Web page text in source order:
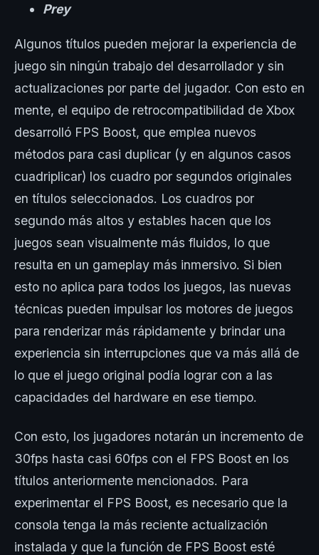
Prey
Algunos títulos pueden mejorar la experiencia de
juego sin ningún trabajo del desarrollador y sin
actualizaciones por parte del jugador. Con esto en
mente, el equipo de retrocompatibilidad de Xbox
desarrolló FPS Boost, que emplea nuevos
métodos para casi duplicar (y en algunos casos
cuadriplicar) los cuadro por segundos originales
en títulos seleccionados. Los cuadros por
segundo más altos y estables hacen que los
juegos sean visualmente más fluidos, lo que
resulta en un gameplay más inmersivo. Si bien
esto no aplica para todos los juegos, las nuevas
técnicas pueden impulsar los motores de juegos
para renderizar más rápidamente y brindar una
experiencia sin interrupciones que va más allá de
lo que el juego original podía lograr con a las
capacidades del hardware en ese tiempo.
Con esto, los jugadores notarán un incremento de
30fps hasta casi 60fps con el FPS Boost en los
títulos anteriormente mencionados. Para
experimentar el FPS Boost, es necesario que la
consola tenga la más reciente actualización
instalada y que la función de FPS Boost esté